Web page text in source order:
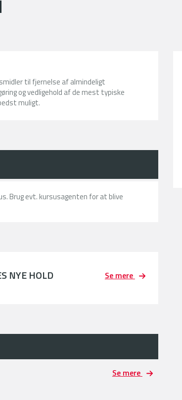
til fjernelse af almindeligt
og vedligehold af de mest typiske
muligt.
Brug evt. kursusagenten for at blive
NYE HOLD Se mere
Se mere